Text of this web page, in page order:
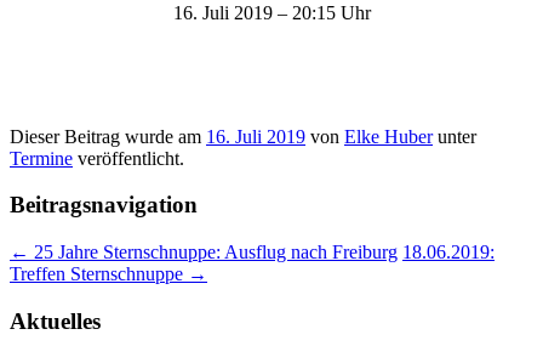
16. Juli 2019 – 20:15 Uhr
Dieser Beitrag wurde am 16. Juli 2019 von Elke Huberunter
Termine veröffentlicht.
Beitragsnavigation
← 25 Jahre Sternschnuppe: Ausflug nach Freiburg 18.06.2019:
Treffen Sternschnuppe →
Aktuelles